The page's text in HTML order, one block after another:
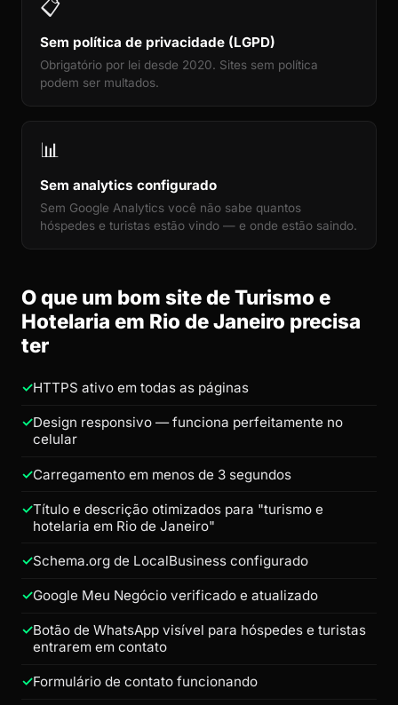
📋
Sem política de privacidade (LGPD)
Obrigatório por lei desde 2020. Sites sem política
podem ser multados.
📊
Sem analytics configurado
Sem Google Analytics você não sabe quantos
hóspedes e turistas estão vindo — e onde estão saindo.
O que um bom site de Turismo e
Hotelaria em Rio de Janeiro precisa
ter
HTTPS ativo em todas as páginas
Design responsivo — funciona perfeitamente no
celular
Carregamento em menos de 3 segundos
Título e descrição otimizados para "turismo e
hotelaria em Rio de Janeiro"
Schema.org de LocalBusiness configurado
Google Meu Negócio verificado e atualizado
Botão de WhatsApp visível para hóspedes e turistas
entrarem em contato
Formulário de contato funcionando